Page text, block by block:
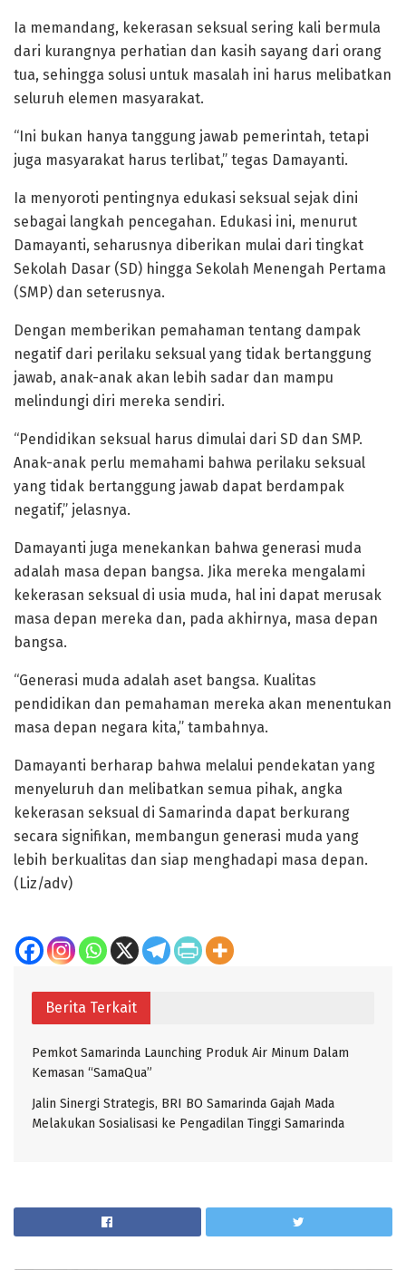
Ia memandang, kekerasan seksual sering kali bermula
dari kurangnya perhatian dan kasih sayang dari orang
tua, sehingga solusi untuk masalah ini harus melibatkan
seluruh elemen masyarakat.
“Ini bukan hanya tanggung jawab pemerintah, tetapi
juga masyarakat harus terlibat,” tegas Damayanti.
Ia menyoroti pentingnya edukasi seksual sejak dini
sebagai langkah pencegahan. Edukasi ini, menurut
Damayanti, seharusnya diberikan mulai dari tingkat
Sekolah Dasar (SD) hingga Sekolah Menengah Pertama
(SMP) dan seterusnya.
Dengan memberikan pemahaman tentang dampak
negatif dari perilaku seksual yang tidak bertanggung
jawab, anak-anak akan lebih sadar dan mampu
melindungi diri mereka sendiri.
“Pendidikan seksual harus dimulai dari SD dan SMP.
Anak-anak perlu memahami bahwa perilaku seksual
yang tidak bertanggung jawab dapat berdampak
negatif,” jelasnya.
Damayanti juga menekankan bahwa generasi muda
adalah masa depan bangsa. Jika mereka mengalami
kekerasan seksual di usia muda, hal ini dapat merusak
masa depan mereka dan, pada akhirnya, masa depan
bangsa.
“Generasi muda adalah aset bangsa. Kualitas
pendidikan dan pemahaman mereka akan menentukan
masa depan negara kita,” tambahnya.
Damayanti berharap bahwa melalui pendekatan yang
menyeluruh dan melibatkan semua pihak, angka
kekerasan seksual di Samarinda dapat berkurang
secara signifikan, membangun generasi muda yang
lebih berkualitas dan siap menghadapi masa depan.
(Liz/adv)
Berita Terkait
Pemkot Samarinda Launching Produk Air Minum Dalam
Kemasan “SamaQua”
Jalin Sinergi Strategis, BRI BO Samarinda Gajah Mada
Melakukan Sosialisasi ke Pengadilan Tinggi Samarinda